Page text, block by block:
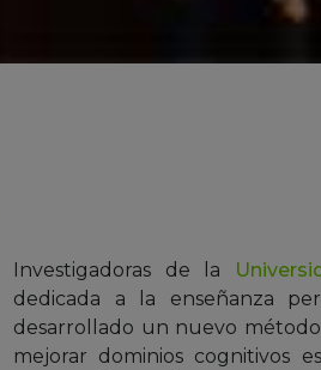
Investigadoras de la
dedicada a la enseñanza
desarrollado un nuevo
mejorar dominios cognitivos